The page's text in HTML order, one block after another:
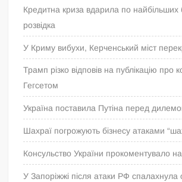
Кредитна криза вдарила по
розвідка
У Криму вибухи, Керченський міст
Трамп різко відповів на публікацію про
Гегсетом
Україна поставила Путіна перед
Шахраї погрожують бізнесу атаками
Консульство України прокоментувало
У Запоріжжі після атаки РФ спалахнула